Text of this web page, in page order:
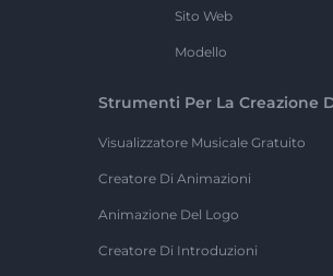
Sito Web
Modello
Strumenti Per La Creazione
Visualizzatore Musicale Gratuito
Creatore Di Animazioni
Animazione Del Logo
Creatore Di Introduzioni